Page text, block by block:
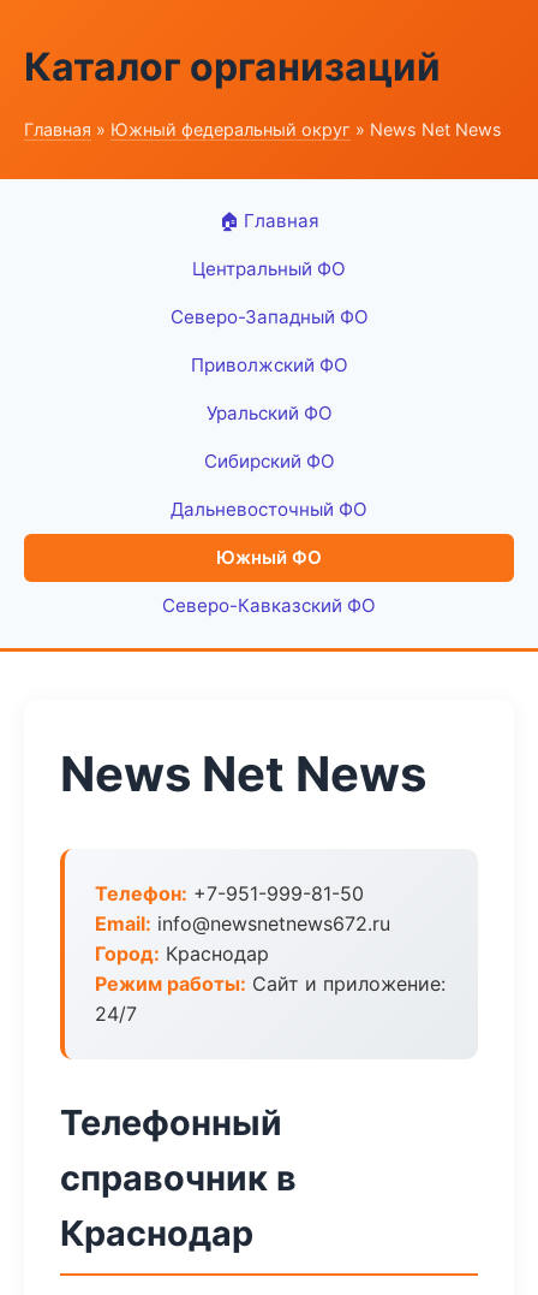
Каталог организаций
Главная » Южный федеральный округ » News Net News
🏠 Главная
Центральный ФО
Северо-Западный ФО
Приволжский ФО
Уральский ФО
Сибирский ФО
Дальневосточный ФО
Южный ФО
Северо-Кавказский ФО
News Net News
Телефон: +7-951-999-81-50
Email: info@newsnetnews672.ru
Город: Краснодар
Режим работы: Сайт и приложение:
24/7
Телефонный
справочник в
Краснодар